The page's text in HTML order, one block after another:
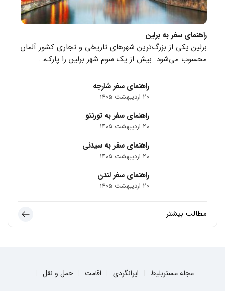
راهنمای سفر به برلین
برلین یکی از بزرگ‌ترین شهرهای تاریخی و تجاری کشور آلمان
محسوب می‌شود. بیش از یک سوم شهر برلین را پارک،…
راهنمای سفر شارجه
۲۰ اردیبهشت ۱۴۰۵
راهنمای سفر به تورنتو
۲۰ اردیبهشت ۱۴۰۵
راهنمای سفر به سیدنی
۲۰ اردیبهشت ۱۴۰۵
راهنمای سفر لندن
۲۰ اردیبهشت ۱۴۰۵
مطالب بیشتر
مجله مستربلیط ایرانگردی اقامت حمل و نقل